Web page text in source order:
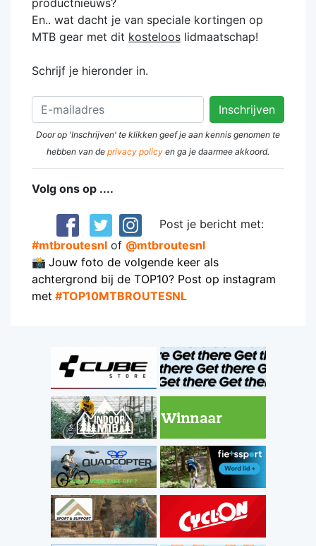
En.. wat dacht je van speciale kortingen op
MTB gear met dit kosteloos lidmaatschap!
Schrijf je hieronder in.
Door op 'Inschrijven' te klikken geef je aan kennis genomen te
hebben van de privacy policy en ga je daarmee akkoord.
Volg ons op ....
Post je bericht met:
#mtbroutesnl of @mtbroutesnl
📸 Jouw foto de volgende keer als
achtergrond bij de TOP10? Post op instagram
met #TOP10MTBROUTESNL